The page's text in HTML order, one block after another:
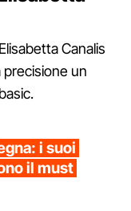
Canalis
precisione un
i suoi
il must